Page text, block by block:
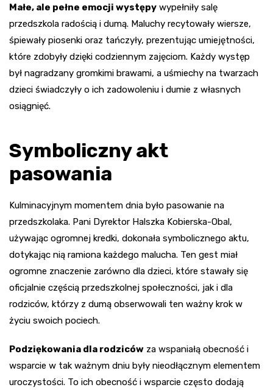
Małe, ale pełne emocji występy wypełniły salę
przedszkola radością i dumą. Maluchy recytowały wiersze,
śpiewały piosenki oraz tańczyły, prezentując umiejętności,
które zdobyły dzięki codziennym zajęciom. Każdy występ
był nagradzany gromkimi brawami, a uśmiechy na twarzach
dzieci świadczyły o ich zadowoleniu i dumie z własnych
osiągnięć.
Symboliczny akt
pasowania
Kulminacyjnym momentem dnia było pasowanie na
przedszkolaka. Pani Dyrektor Halszka Kobierska-Obal,
używając ogromnej kredki, dokonała symbolicznego aktu,
dotykając nią ramiona każdego malucha. Ten gest miał
ogromne znaczenie zarówno dla dzieci, które stawały się
oficjalnie częścią przedszkolnej społeczności, jak i dla
rodziców, którzy z dumą obserwowali ten ważny krok w
życiu swoich pociech.
Podziękowania dla rodziców za wspaniałą obecność i
wsparcie w tak ważnym dniu były nieodłącznym elementem
uroczystości. To ich obecność i wsparcie często dodają